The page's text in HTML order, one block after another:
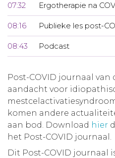
07:32 Ergotherapie na
08:16 Publieke les post-
08:43 Podcast
Post-COVID journaal van
aandacht voor
komen andere
aan bod. Download hier
het Post-COVID journaal.
Dit Post-COVID journaal